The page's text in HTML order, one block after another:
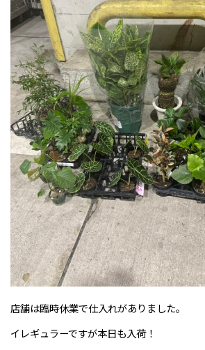
店舗は臨時休業で仕入れがありました。
イレギュラーですが本日も入荷！